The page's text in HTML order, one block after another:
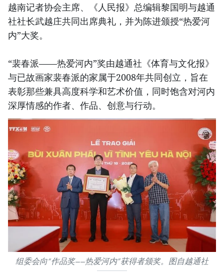
越南记者协会主席、《人民报》总编辑黎国明与越通
社社长武越庄共同出席典礼，并为陈进颁授“热爱河
内”大奖。
“裴春派——热爱河内”奖由越通社《体育与文化报》
与已故画家裴春派的家属于2008年共同创立，旨在
表彰那些兼具高度科学和艺术价值，同时饱含对河内
深厚情感的作者、作品、创意与行动。
组委会向“作品奖——热爱河内”获得者颁奖。图自越通社